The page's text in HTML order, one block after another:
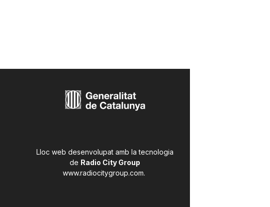
Lloc web desenvolupat amb la tecnologia
de Radio City Group
www.radiocitygroup.com.